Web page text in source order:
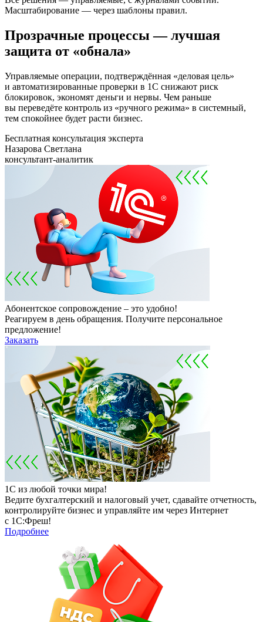
Масштабирование — через шаблоны правил.
Прозрачные процессы — лучшая
защита от «обнала»
Управляемые операции, подтверждённая «деловая цель»
и автоматизированные проверки в 1С снижают риск
блокировок, экономят деньги и нервы. Чем раньше
вы переведёте контроль из «ручного режима» в системный,
тем спокойнее будет расти бизнес.
Бесплатная консультация эксперта
Назарова Светлана
консультант-аналитик
Абонентское сопровождение – это удобно!
Реагируем в день обращения. Получите персональное
предложение!
Заказать
1С из любой точки мира!
Ведите бухгалтерский и налоговый учет, сдавайте отчетность,
контролируйте бизнес и управляйте им через Интернет
с 1С:Фреш!
Подробнее